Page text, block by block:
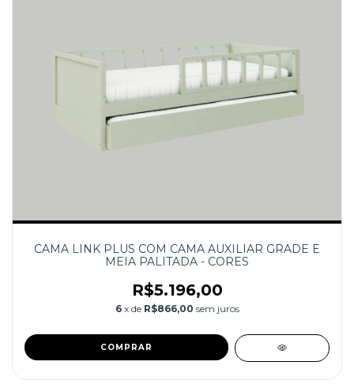
CAMA LINK PLUS COM CAMA AUXILIAR GRADE E
MEIA PALITADA - CORES
R$5.196,00
6 x de R$866,00 sem juros
COMPRAR